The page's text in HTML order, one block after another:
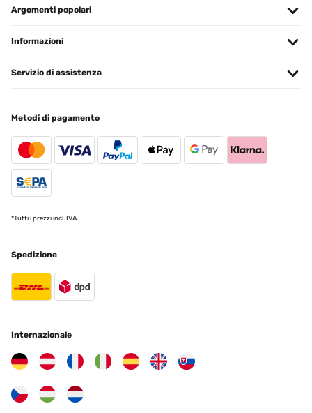
Wir heizen 10 Minute voll vor und dann halbe Leistung. Wir werden
anschaffen.
12/11/2025
Klasse Heizstrahler. Schnelle Lieferung und gut verpackt. Von der
Bedienung einfach einzustellen. Bei dem Anbau würde ich mit
noch jemanden dazu holen, da er doch ein bißchen was wiegt. Von
der Heizstrahlung her war ich auch angetan. 20qm Sommergarten
verkehrt machen. Hab ihn an der Wand verbaut.
Super sicher verpackt und schnell geliefert.Tolle Optik und schönes
App-Lösung ist nicht notwendig.Montage etwas fummelig, aber
machbar.Ich wünschte mir eine stärkere Rückwanddämmung,
wird.@blumfeldt Heizstrahler: oder habt ihr was zum nachrüsten,
um die hintere Abstrahlung zu verringern?
Argomenti popolari
Informazioni
Servizio di assistenza
Metodi di pagamento
*Tutti i prezzi incl. IVA.
Spedizione
Internazionale